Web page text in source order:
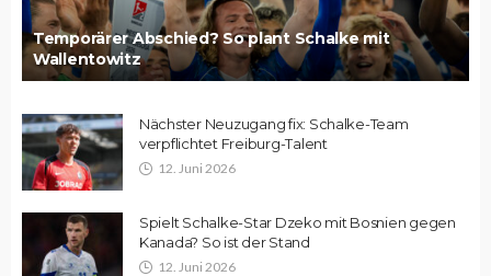
Temporärer Abschied? So plant Schalke mit
Wallentowitz
Nächster Neuzugang fix: Schalke-Team
verpflichtet Freiburg-Talent
12. Juni 2026
Spielt Schalke-Star Dzeko mit Bosnien gegen
Kanada? So ist der Stand
12. Juni 2026